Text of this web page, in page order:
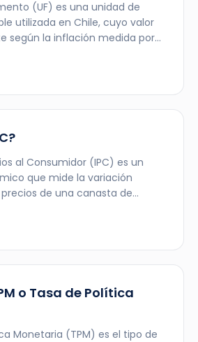
(UF) es una unidad de
utilizada en Chile, cuyo valor
según la inflación medida por
al Consumidor (IPC) es un
que mide la variación
de una canasta de
o Tasa de Política
Monetaria (TPM) es el tipo de